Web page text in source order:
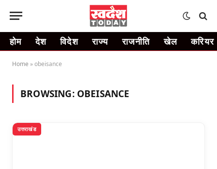
होम देश विदेश राज्य राजनीति खेल करियर
Home »obeisance
BROWSING: OBEISANCE
उत्तराखंड